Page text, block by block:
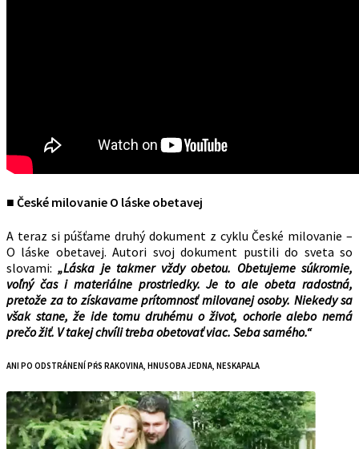
■ České milovanie O láske obetavej
A teraz si púšťame druhý dokument z cyklu České milovanie –
O láske obetavej. Autori svoj dokument pustili do sveta so
slovami:„Láska je takmer vždy obetou. Obetujeme súkromie,
voľný čas i materiálne prostriedky. Je to ale obeta radostná,
pretože za to získavame prítomnosť milovanej osoby. Niekedy sa
však stane, že ide tomu druhému o život, ochorie alebo nemá
prečo žiť. V takej chvíli treba obetovať viac. Seba samého.“
ANI PO ODSTRÁNENÍ PŔS RAKOVINA, HNUSOBA JEDNA, NESKAPALA